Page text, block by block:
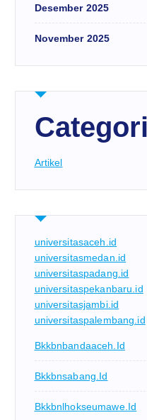
Desember 2025
November 2025
Artikel
universitasaceh.id
universitasmedan.id
universitaspadang.id
universitaspekanbaru.id
universitasjambi.id
universitaspalembang.id
Bkkbnbandaaceh.id
Bkkbnsabang.id
Bkkbnlhokseumawe.id